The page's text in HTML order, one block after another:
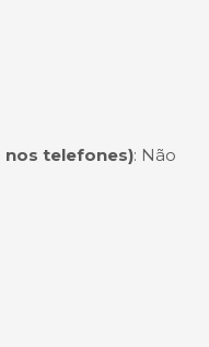
nos telefones): Não